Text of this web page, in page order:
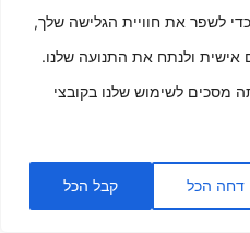
אנו משתמשים בקובצי Cookie כדי לשפר את חוויית הגלישה שלך,
אישית ולנתח את התנועה שלנו.
מסכים לשימוש שלנו בקובצי
דחה הכל קבל הכל
Adventure Chronicles הרפתקה של
גלגלים